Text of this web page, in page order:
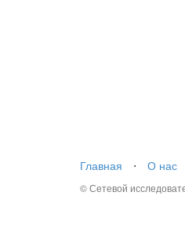
Главная
⋅ О нас
© Сетевой